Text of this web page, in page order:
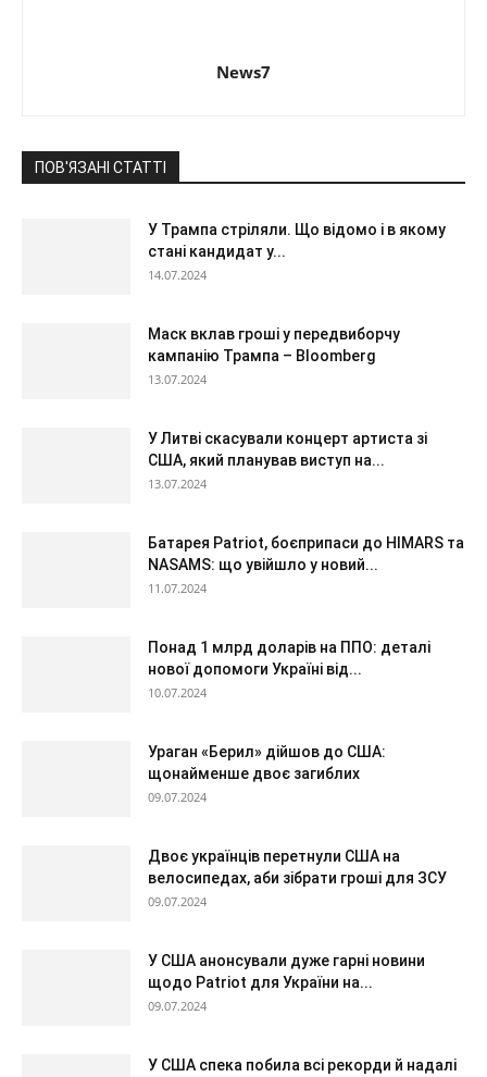
News7
ПОВ'ЯЗАНІ СТАТТІ
У Трампа стріляли. Що відомо і в якому
стані кандидат у...
14.07.2024
Маск вклав гроші у передвиборчу
кампанію Трампа – Bloomberg
13.07.2024
У Литві скасували концерт артиста зі
США, який планував виступ на...
13.07.2024
Батарея Patriot, боєприпаси до HIMARS та
NASAMS: що увійшло у новий...
11.07.2024
Понад 1 млрд доларів на ППО: деталі
нової допомоги Україні від...
10.07.2024
Ураган «Берил» дійшов до США:
щонайменше двоє загиблих
09.07.2024
Двоє українців перетнули США на
велосипедах, аби зібрати гроші для ЗСУ
09.07.2024
У США анонсували дуже гарні новини
щодо Patriot для України на...
09.07.2024
У США спека побила всі рекорди й надалі